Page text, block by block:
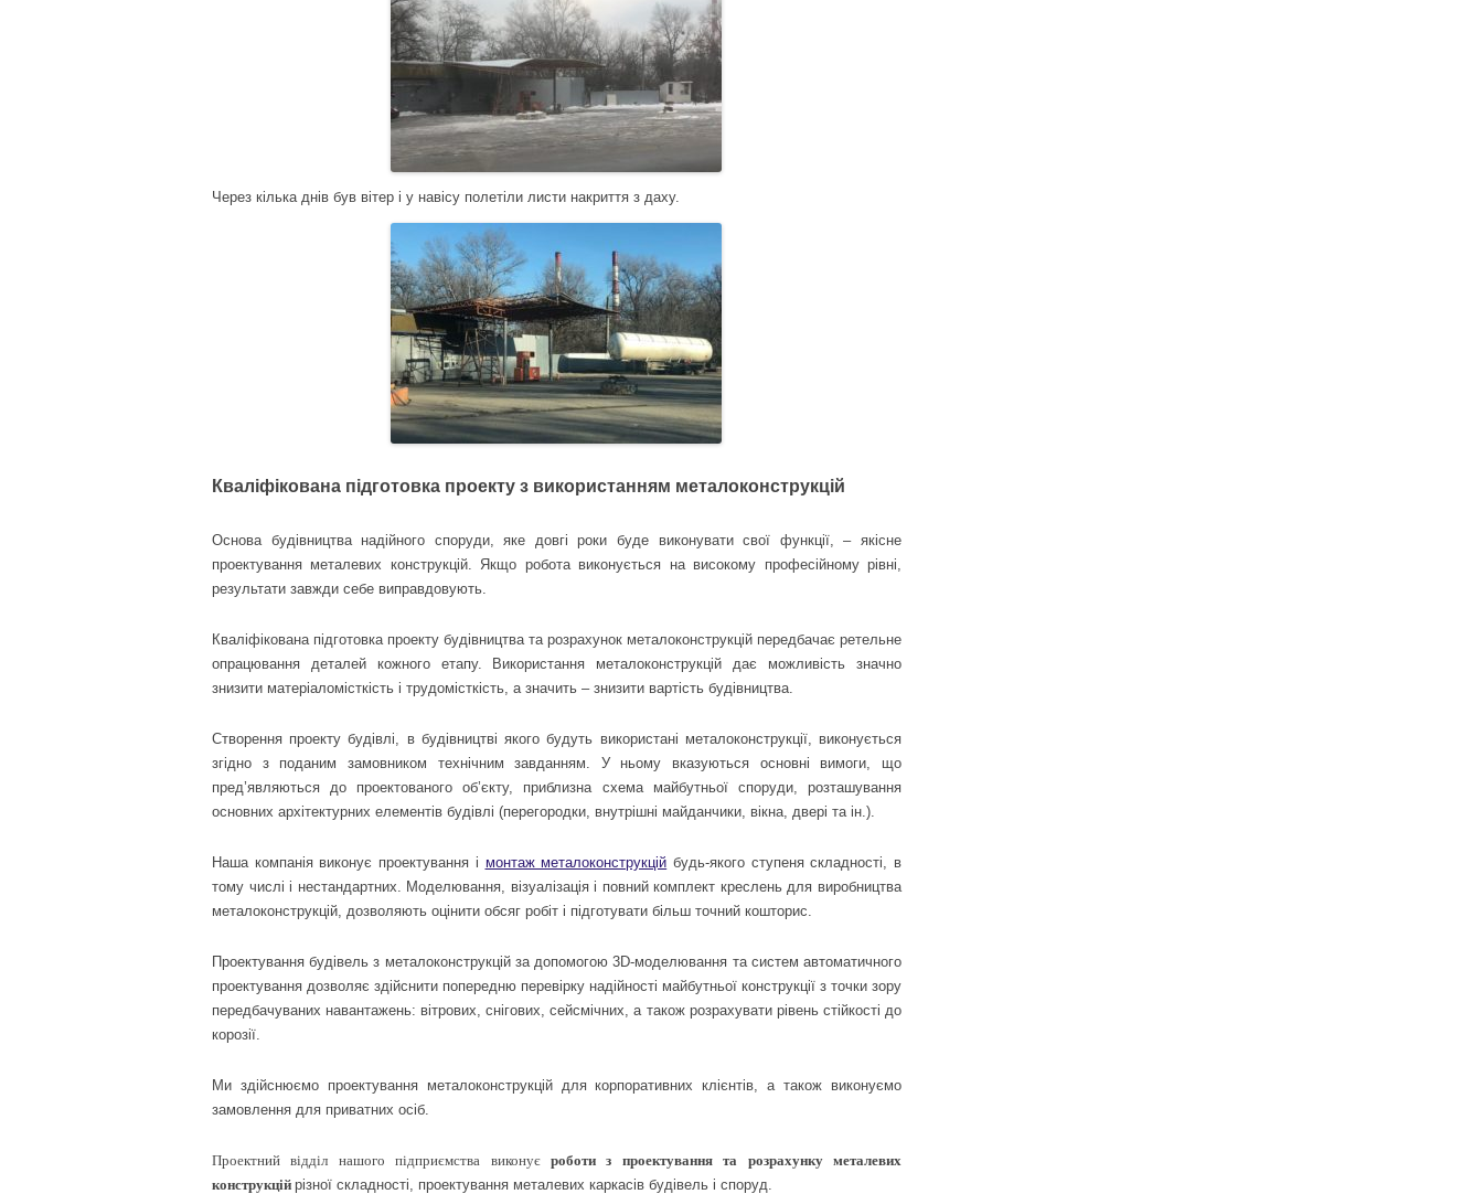
Через кілька днів був вітер і у навісу полетіли листи накриття з даху.
Кваліфікована підготовка проекту з використанням металоконструкцій
Основа будівництва надійного споруди, яке довгі роки буде виконувати свої функції, – якісне
проектування металевих конструкцій. Якщо робота виконується на високому професійному рівні,
результати завжди себе виправдовують.
Кваліфікована підготовка проекту будівництва та розрахунок металоконструкцій передбачає ретельне
опрацювання деталей кожного етапу. Використання металоконструкцій дає можливість значно
знизити матеріаломісткість і трудомісткість, а значить – знизити вартість будівництва.
Створення проекту будівлі, в будівництві якого будуть використані металоконструкції, виконується
згідно з поданим замовником технічним завданням. У ньому вказуються основні вимоги, що
пред’являються до проектованого об’єкту, приблизна схема майбутньої споруди, розташування
основних архітектурних елементів будівлі (перегородки, внутрішні майданчики, вікна, двері та ін.).
Наша компанія виконує проектування і монтаж металоконструкцій будь-якого ступеня складності, в
тому числі і нестандартних. Моделювання, візуалізація і повний комплект креслень для виробництва
металоконструкцій, дозволяють оцінити обсяг робіт і підготувати більш точний кошторис.
Проектування будівель з металоконструкцій за допомогою 3D-моделювання та систем автоматичного
проектування дозволяє здійснити попередню перевірку надійності майбутньої конструкції з точки зору
передбачуваних навантажень: вітрових, снігових, сейсмічних, а також розрахувати рівень стійкості до
корозії.
Ми здійснюємо проектування металоконструкцій для корпоративних клієнтів, а також виконуємо
замовлення для приватних осіб.
Проектний відділ нашого підприємства виконує роботи з проектування та розрахунку металевих
конструкцій різної складності, проектування металевих каркасів будівель і споруд.